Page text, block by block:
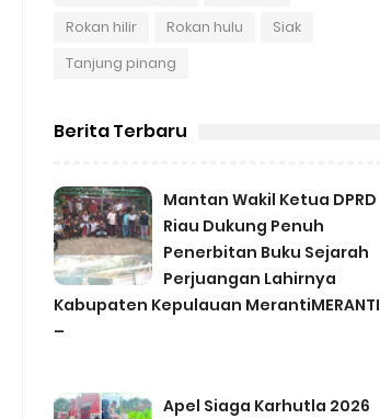
Rokan hilir
Rokan hulu
Siak
Tanjung pinang
Berita Terbaru
Mantan Wakil Ketua DPRD
Riau Dukung Penuh
Penerbitan Buku Sejarah
Perjuangan Lahirnya
Kabupaten Kepulauan MerantiMERANTI
–
Apel Siaga Karhutla 2026